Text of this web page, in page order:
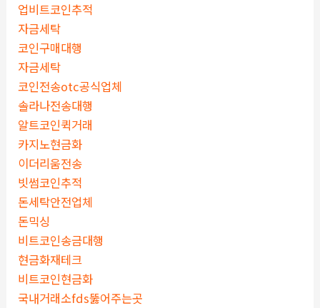
업비트코인추적
자금세탁
코인구매대행
자금세탁
코인전송otc공식업체
솔라나전송대행
알트코인퀵거래
카지노현금화
이더리움전송
빗썸코인추적
돈세탁안전업체
돈믹싱
비트코인송금대행
현금화재테크
비트코인현금화
국내거래소fds뚫어주는곳